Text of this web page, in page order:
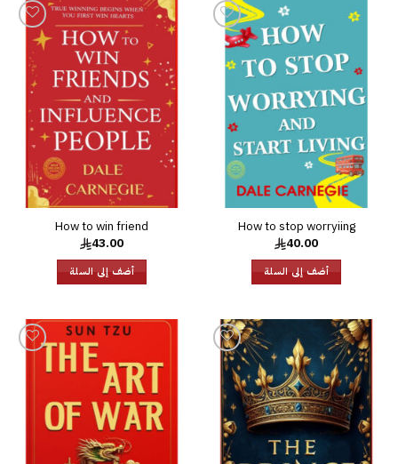
إضافة
إلى
قائمة
How to stop worryiing
40.00
أضف إلى السلة
إضافة
إلى
قائمة
الرغبات
How to win friend
43.00
أضف إلى السلة
إضافة
إلى
قائمة
الرغبات